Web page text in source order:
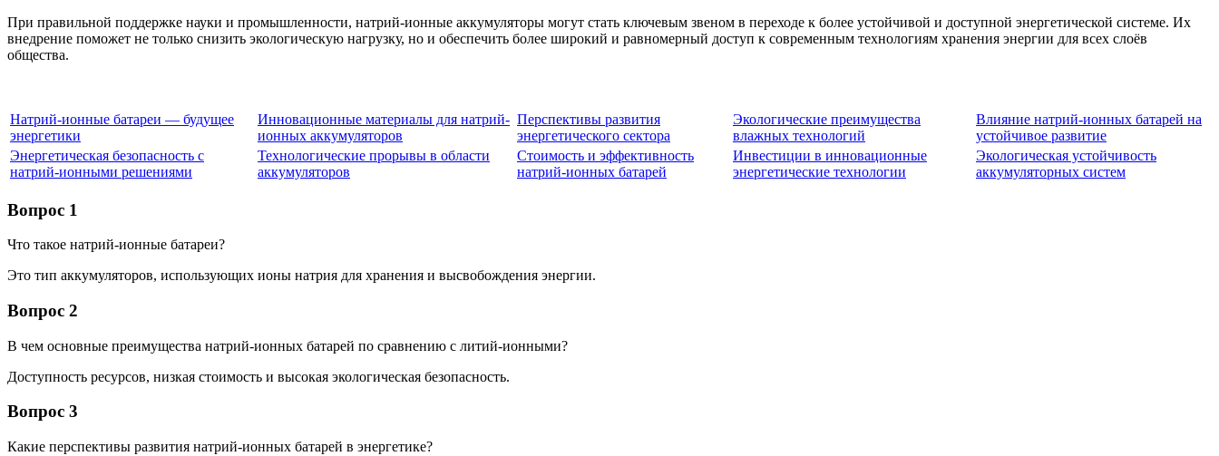
При правильной поддержке науки и промышленности, натрий-ионные аккумуляторы могут стать ключевым звеном в переходе к более устойчивой и доступной энергетической системе. Их
внедрение поможет не только снизить экологическую нагрузку, но и обеспечить более широкий и равномерный доступ к современным технологиям хранения энергии для всех слоёв
общества.
Натрий-ионные батареи — будущее
энергетики
Инновационные материалы для натрий-
ионных аккумуляторов
Перспективы развития
энергетического сектора
Экологические преимущества
влажных технологий
Влияние натрий-ионных батарей на
устойчивое развитие
Энергетическая безопасность с
натрий-ионными решениями
Технологические прорывы в области
аккумуляторов
Стоимость и эффективность
натрий-ионных батарей
Инвестиции в инновационные
энергетические технологии
Экологическая устойчивость
аккумуляторных систем
Вопрос 1
Что такое натрий-ионные батареи?
Это тип аккумуляторов, использующих ионы натрия для хранения и высвобождения энергии.
Вопрос 2
В чем основные преимущества натрий-ионных батарей по сравнению с литий-ионными?
Доступность ресурсов, низкая стоимость и высокая экологическая безопасность.
Вопрос 3
Какие перспективы развития натрий-ионных батарей в энергетике?